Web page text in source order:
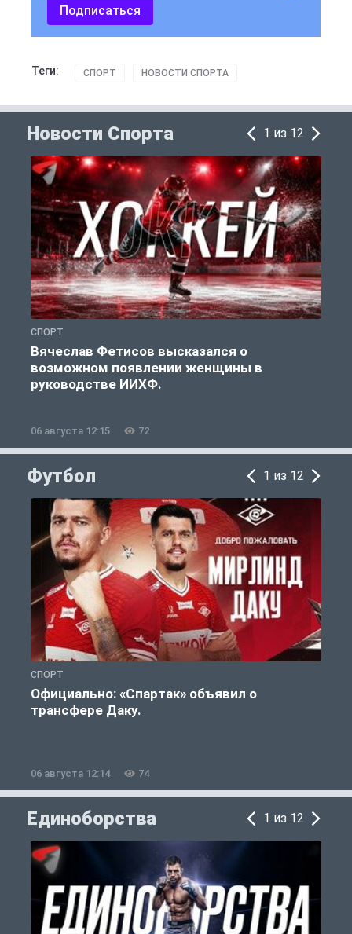
Подписаться
Теги: СПОРТ НОВОСТИ СПОРТА
Новости Спорта 1 из 12
СПОРТ
Вячеслав Фетисов высказался о
возможном появлении женщины в
руководстве ИИХФ.
06 августа 12:15 72
Футбол 1 из 12
СПОРТ
Официально: «Спартак» объявил о
трансфере Даку.
06 августа 12:14 74
Единоборства 1 из 12